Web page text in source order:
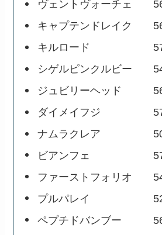
ヴェントヴォーチェ
キャプテンドレイク
キルロード 57.0
シゲルピンクルビー
ジュビリーヘッド
ダイメイフジ 57.0
ナムラクレア 50.0
ビアンフェ 57.0
ファーストフォリオ
プルパレイ 52.0
ペプチドバンブー